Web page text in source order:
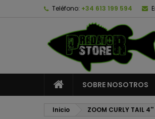
Teléfono: +34 613 199 594
SOBRE NOSOTROS
Inicio ZOOM CURLY TAIL 4''